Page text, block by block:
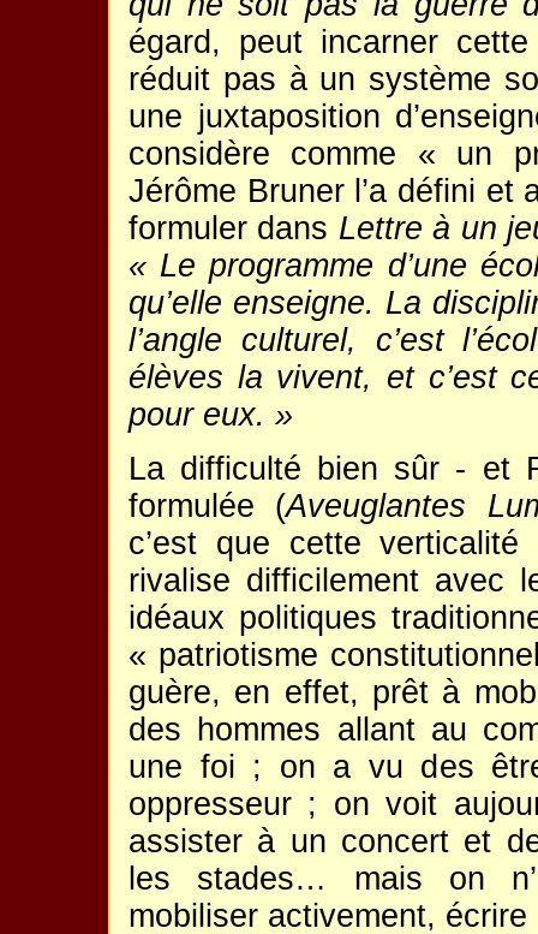
égard, peut incarner
réduit pas à un système
une juxtaposition
considère comme « un
Jérôme Bruner l’a défini et
formuler dans Lettre à un
« Le programme d’une
qu’elle enseigne. La
l’angle culturel, c’est
élèves la vivent, et c’est
pour eux. »
La difficulté bien sûr - et
formulée (Aveuglantes
c’est que cette
rivalise difficilement avec
idéaux politiques
« patriotisme
guère, en effet, prêt à
des hommes allant au
une foi ; on a vu des
oppresseur ; on voit
assister à un concert et
les stades… mais on
mobiliser activement,